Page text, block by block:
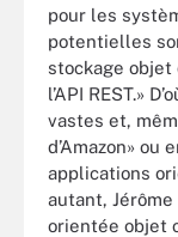
pour les
potentielles
stockage objet
l’API REST.»
vastes et,
d’Amazon» ou
applications
autant,
orientée objet